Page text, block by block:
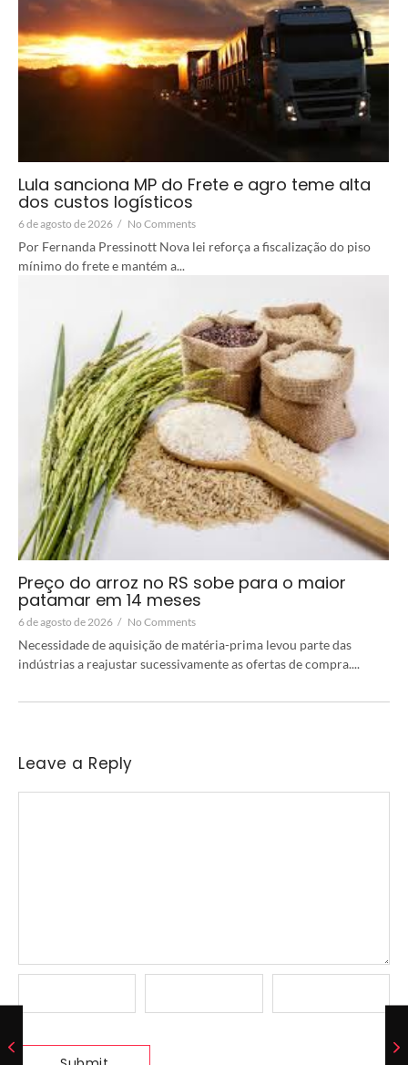
Lula sanciona MP do Frete e agro teme alta
dos custos logísticos
6 de agosto de 2026 / No Comments
Por Fernanda Pressinott Nova lei reforça a fiscalização do piso
mínimo do frete e mantém a...
Preço do arroz no RS sobe para o maior
patamar em 14 meses
6 de agosto de 2026 / No Comments
Necessidade de aquisição de matéria-prima levou parte das
indústrias a reajustar sucessivamente as ofertas de compra....
Leave a Reply